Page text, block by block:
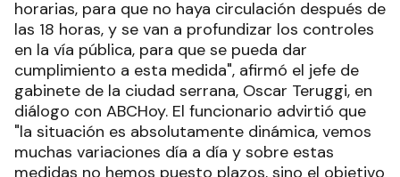
horarias, para que no haya circulación después de
las 18 horas, y se van a profundizar los controles
en la vía pública, para que se pueda dar
cumplimiento a esta medida", afirmó el jefe de
gabinete de la ciudad serrana, Oscar Teruggi, en
diálogo con ABCHoy. El funcionario advirtió que
"la situación es absolutamente dinámica, vemos
muchas variaciones día a día y sobre estas